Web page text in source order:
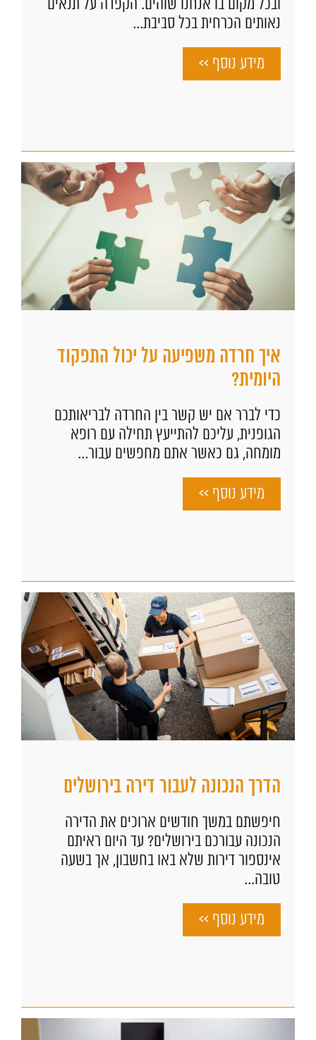
ובכל מקום בו אנחנו שוהים. הקפדה על תנאים
נאותים הכרחית בכל סביבת...
מידע נוסף >>
איך חרדה משפיעה על יכול התפקוד
היומית?
כדי לברר אם יש קשר בין החרדה לבריאותכם
הגופנית, עליכם להתייעץ תחילה עם רופא
מומחה, גם כאשר אתם מחפשים עבור...
מידע נוסף >>
הדרך הנכונה לעבור דירה בירושלים
חיפשתם במשך חודשים ארוכים את הדירה
הנכונה עבורכם בירושלים? עד היום ראיתם
אינספור דירות שלא באו בחשבון, אך בשעה
טובה...
מידע נוסף >>